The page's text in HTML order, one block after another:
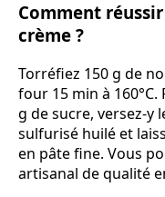
Comment
crème ?
Torréfiez 150 g de
four 15 min à 160°C.
g de sucre, versez-y
sulfurisé huilé et
en pâte fine. Vous
artisanal de qualité